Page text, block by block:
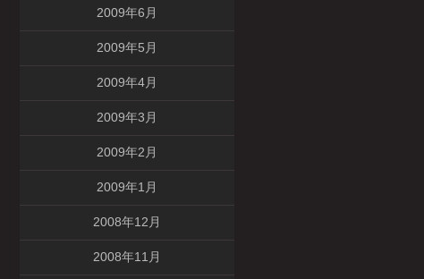
2009年6月
2009年5月
2009年4月
2009年3月
2009年2月
2009年1月
2008年12月
2008年11月